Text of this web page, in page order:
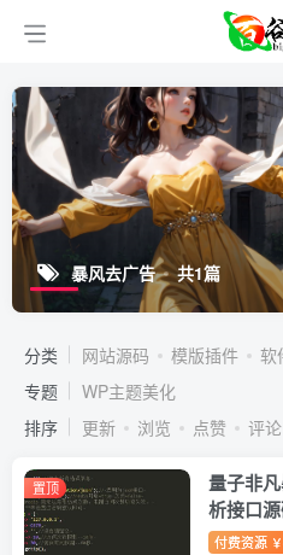
暴风去广告 共1篇
分类 网站源码 模版插件 软
专题
WP主题美化
排序
更新 浏览 点赞 评论
置顶
量子非
析接口
付费资源 ￥